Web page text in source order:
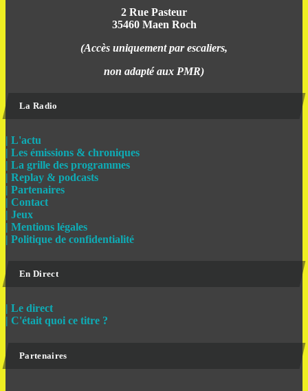
2 Rue Pasteur
35460 Maen Roch
(Accès uniquement par escaliers,
non adapté aux PMR)
La Radio
| L'actu
| Les émissions & chroniques
| La grille des programmes
| Replay & podcasts
| Partenaires
| Contact
| Jeux
| Mentions légales
| Politique de confidentialité
En Direct
| Le direct
| C'était quoi ce titre ?
Partenaires